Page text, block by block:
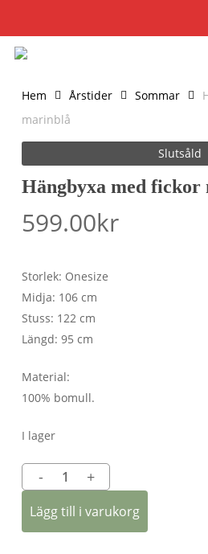
main
Varukorg
Hem Årstider Sommar
marinblå
Hängbyxa med fickor
599.00kr
Storlek: Onesize
Midja: 106 cm
Stuss: 122 cm
Längd: 95 cm
Material:
100% bomull.
I lager
Lägg till i varukorg
Slutsåld